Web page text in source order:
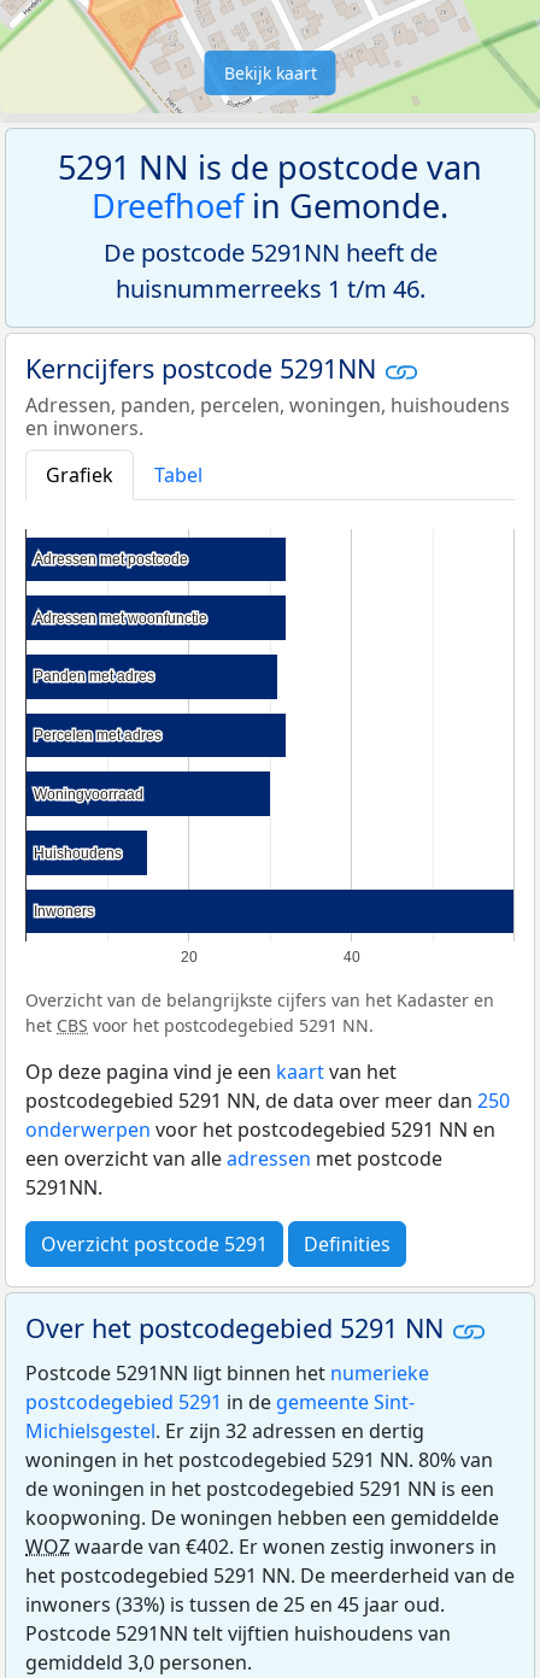
Bekijk kaart
5291 NN is de postcode van
Dreefhoefin Gemonde.
De postcode 5291NN heeft de
huisnummerreeks 1 t/m 46.
Kerncijfers postcode 5291NN
Adressen, panden, percelen, woningen, huishoudens
en inwoners.
Grafiek
Tabel
20 40
Adressen met postcode
Adressen met postcode
Adressen met woonfunctie
Adressen met woonfunctie
Panden met adres
Panden met adres
Percelen met adres
Percelen met adres
Woningvoorraad
Woningvoorraad
Huishoudens
Huishoudens
Inwoners
Inwoners
Overzicht van de belangrijkste cijfers van het Kadaster en
het CBS voor het postcodegebied 5291 NN.
Op deze pagina vind je een kaartvan het
postcodegebied 5291 NN, de data over meer dan 250
onderwerpen voor het postcodegebied 5291 NN en
een overzicht van alleadressen met postcode
5291NN.
Overzicht postcode 5291 Definities
Over het postcodegebied 5291 NN
Postcode 5291NN ligt binnen het numerieke
postcodegebied 5291 in de gemeente Sint-
Michielsgestel. Er zijn 32 adressen en dertig
woningen in het postcodegebied 5291 NN. 80% van
de woningen in het postcodegebied 5291 NN is een
koopwoning. De woningen hebben een gemiddelde
WOZwaarde van €402. Er wonen zestig inwoners in
het postcodegebied 5291 NN. De meerderheid van de
inwoners (33%) is tussen de 25 en 45 jaar oud.
Postcode 5291NN telt vijftien huishoudens van
gemiddeld 3,0 personen.